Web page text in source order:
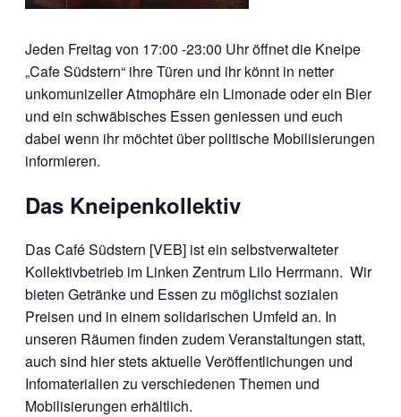
Jeden Freitag von 17:00 -23:00 Uhr öffnet die Kneipe
„Cafe Südstern“ ihre Türen und ihr könnt in netter
unkomunizeller Atmophäre ein Limonade oder ein Bier
und ein schwäbisches Essen geniessen und euch
dabei wenn ihr möchtet über politische Mobilisierungen
informieren.
Das Kneipenkollektiv
Das Café Südstern [VEB] ist ein selbstverwalteter
Kollektivbetrieb im Linken Zentrum Lilo Herrmann. Wir
bieten Getränke und Essen zu möglichst sozialen
Preisen und in einem solidarischen Umfeld an. In
unseren Räumen finden zudem Veranstaltungen statt,
auch sind hier stets aktuelle Veröffentlichungen und
Infomaterialien zu verschiedenen Themen und
Mobilisierungen erhältlich.